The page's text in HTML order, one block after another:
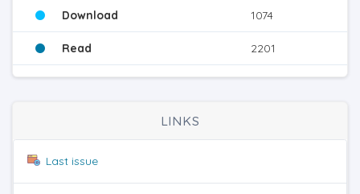
Download 1074
Read 2201
LINKS
Last issue